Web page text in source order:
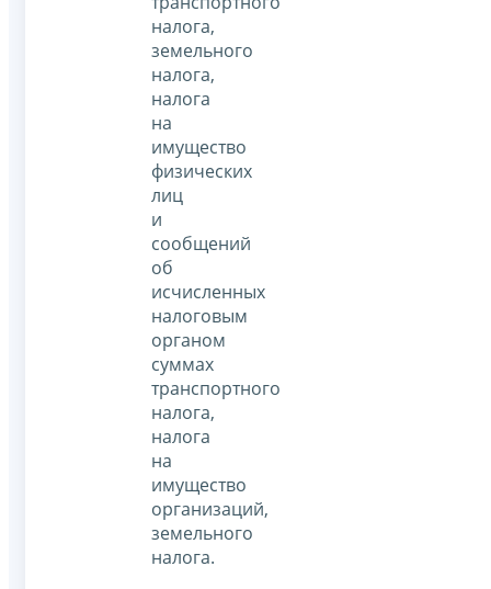
налога,
земельного
налога,
налога
на
имущество
физических
лиц
и
сообщений
об
исчисленных
налоговым
органом
суммах
транспортного
налога,
налога
на
имущество
организаций,
земельного
налога.